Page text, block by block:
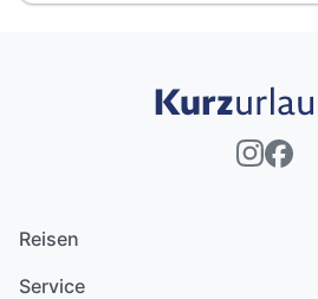
Reisen
Service